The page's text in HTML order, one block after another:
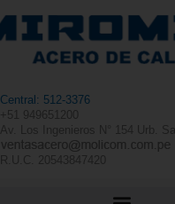
Central: 512-3376
+51 949651200
Av. Los Ingenieros N° 154 Urb.
R.U.C. 20543847420